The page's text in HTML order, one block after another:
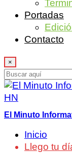
Portadas
Contacto
×
El Minuto
Inicio
Llego tu